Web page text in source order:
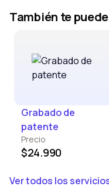
También te
Grabado de
patente
Precio
$24.990
Ver todos los